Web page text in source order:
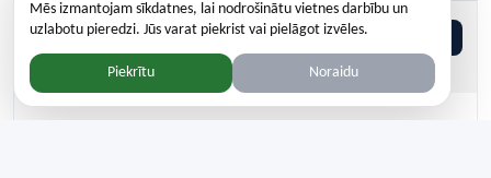
12.58 EUR
Iesakam
Mēs izmantojam sīkdatnes, lai nodrošinātu vietnes darbību un
uzlabotu pieredzi. Jūs varat piekrist vai pielāgot izvēles.
Piekrītu Noraidu